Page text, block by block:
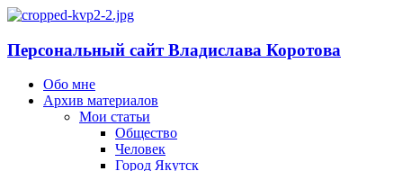
Персональный сайт Владислава Коротова
Обо мне
Архив материалов
Мои статьи
Общество
Человек
Город Якутск